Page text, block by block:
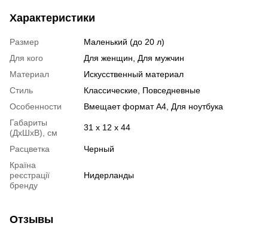
Характеристики
Размер
Маленький (до 20 л)
Для кого
Для женщин, Для мужчин
Материал
Искусственный материал
Стиль
Классические, Повседневные
Особенности
Вмещает формат А4, Для ноутбука
Габариты
(ДхШхВ), см
31 x 12 x 44
Расцветка
Черный
Країна
реєстрації
бренду
Нидерланды
Отзывы